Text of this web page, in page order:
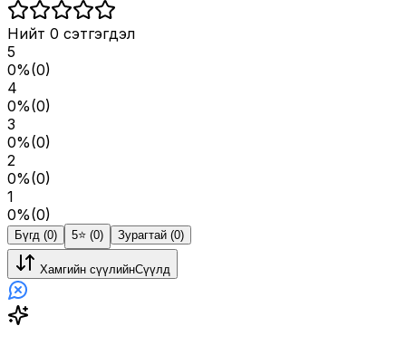
Нийт 0 сэтгэгдэл
5
0%(0)
4
0%(0)
3
0%(0)
2
0%(0)
1
0%(0)
Бүгд (0) 5⭐️ (0) Зурагтай (0)
Хамгийн сүүлийнСүүлд